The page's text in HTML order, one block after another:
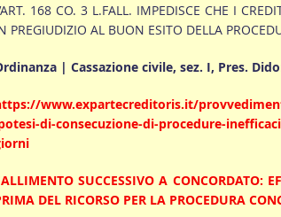
168 CO. 3 L.FALL. IMPEDISCE CHE I
PREGIUDIZIO AL BUON ESITO DELLA
| Cassazione civile, sez. I, Pres.
www.expartecreditoris.it/
di-consecuzione-di-procedure-
SUCCESSIVO A CONCORDATO:
DEL RICORSO PER LA PROCEDURA